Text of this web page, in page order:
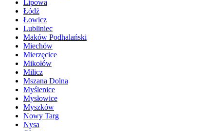
Lipowa
Łódź
Łowicz
Lubliniec
Maków Podhalański
Miechów
Mierzęcice
Mikołów
Milicz
Mszana Dolna
Myślenice
Mysłowice
Myszków
Nowy Targ
Nysa